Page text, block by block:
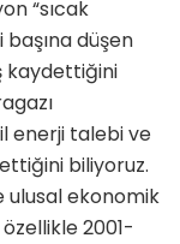
“sıcak
başına düşen
kaydettiğini
enerji talebi ve
biliyoruz.
ulusal ekonomik
2001-